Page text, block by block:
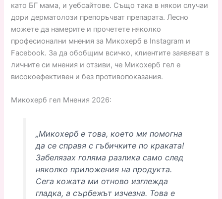
като БГ мама, и уебсайтове. Също така в някои случаи
дори дерматолози препоръчват препарата. Лесно
можете да намерите и прочетете няколко
професионални мнения за Микохерб в Instagram и
Facebook. За да обобщим всичко, клиентите заявяват в
личните си мнения и отзиви, че Микохерб гел е
високоефективен и без противопоказания.
Микохерб гел Мнения 2026:
„Микохерб е това, което ми помогна
да се справя с гъбичките по краката!
Забелязах голяма разлика само след
няколко приложения на продукта.
Сега кожата ми отново изглежда
гладка, а сърбежът изчезна. Това е